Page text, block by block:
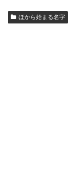
ほから始まる名字